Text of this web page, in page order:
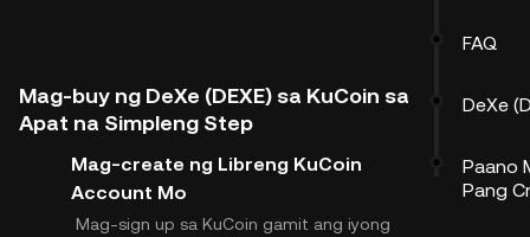
Mag-buy ng DeXe (DEXE) sa KuCoin sa
Apat na Simpleng Step
Mag-create ng Libreng KuCoin
Account Mo
Mag-sign up sa KuCoin gamit ang iyong
FAQ
DeXe
Paano
Pang